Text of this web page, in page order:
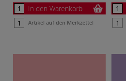
In den Warenkorb
Artikel auf den Merkzettel